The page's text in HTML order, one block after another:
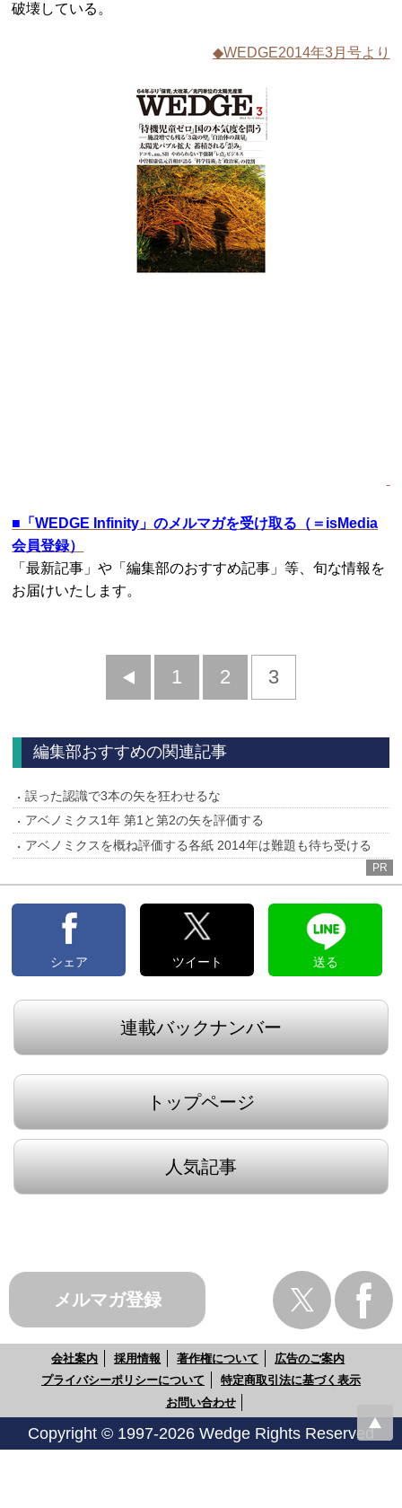
破壊している。
◆WEDGE2014年3月号より
■ 「WEDGE Infinity」のメルマガを受け取る（＝isMedia
会員登録）
「最新記事」や「編集部のおすすめ記事」等、旬な情報を
お届けいたします。
前
1 2 3
編集部おすすめの関連記事
誤った認識で3本の矢を狂わせるな
アベノミクス1年 第1と第2の矢を評価する
アベノミクスを概ね評価する各紙 2014年は難題も待ち受ける
PR
シェア ツイート 送る
連載バックナンバー
トップページ
人気記事
メルマガ登録
会社案内 採用情報 著作権について
広告のご案内
プライバシーポリシーについて
特定商取引法に基づく表示
お問い合わせ
Copyright © 1997-2026 Wedge Rights Reserved